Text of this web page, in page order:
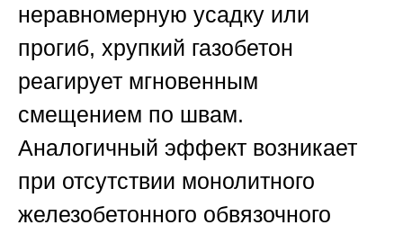
неравномерную усадку или
прогиб, хрупкий газобетон
реагирует мгновенным
смещением по швам.
Аналогичный эффект возникает
при отсутствии монолитного
железобетонного обвязочного